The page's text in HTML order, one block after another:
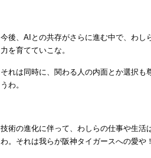
今後、AIとの共存がさらに進む中で、わし
力を育てていこな。
それは同時に、関わる人の内面とか選択
うわ。
技術の進化に伴って、わしらの仕事や生
わ。それは我らが阪神タイガースへの愛や